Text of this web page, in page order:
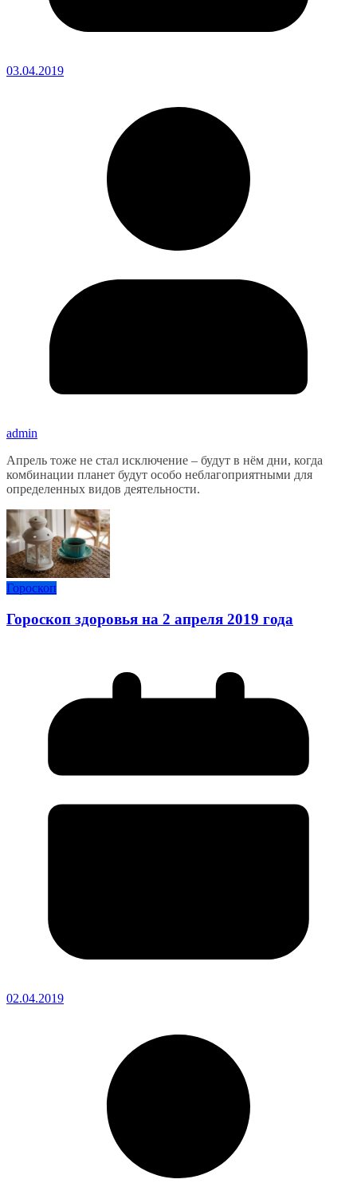
03.04.2019
admin
Апрель тоже не стал исключение – будут в нём дни, когда
комбинации планет будут особо неблагоприятными для
определенных видов деятельности.
Гороскоп
Гороскоп здоровья на 2 апреля 2019 года
02.04.2019